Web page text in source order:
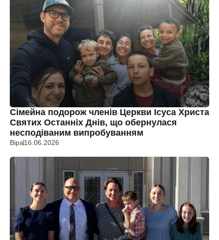
Сімейна подорож членів Церкви Ісуса Христа
Святих Останніх Днів, що обернулася
несподіваним випробуванням
Віра16.06.2026